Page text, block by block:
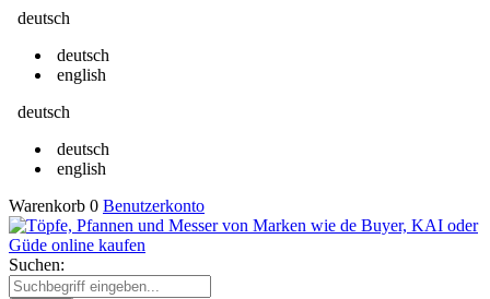
deutsch
deutsch
english
deutsch
deutsch
english
Warenkorb 0 Benutzerkonto
Suchen: